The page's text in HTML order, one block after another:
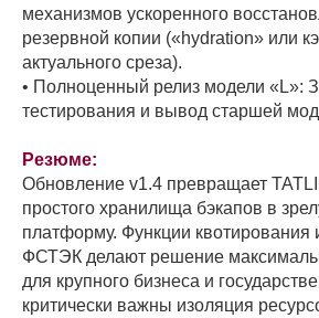
механизмов ускоренного
резервной копии («hydration» или
актуального среза).
• Полноценный релиз модели «L»:
тестирования и вывод старшей
Резюме:
Обновление v1.4 превращает
простого хранилища бэкапов в
платформу. Функции квотирования
ФСТЭК делают решение
для крупного бизнеса и
критически важны изоляция